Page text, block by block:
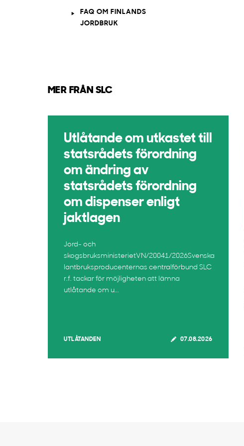
FAQ OM FINLANDS
JORDBRUK
MER FRÅN SLC
Utlåtande om utkastet till
statsrådets förordning
om ändring av
statsrådets förordning
om dispenser enligt
jaktlagen
Jord- och
skogsbruksministerietVN/20041/2026Svenska
lantbruksproducenternas centralförbund SLC
r.f. tackar för möjligheten att lämna
utlåtande om u...
UTLÅTANDEN 07.08.2026